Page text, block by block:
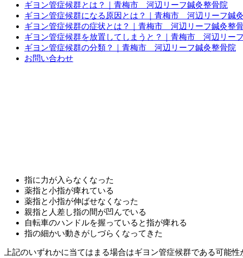
ギヨン管症候群とは？｜青梅市 河辺リーフ鍼灸整骨院
ギヨン管症候群になる原因とは？｜青梅市 河辺リーフ鍼
ギヨン管症候群の症状とは？｜青梅市 河辺リーフ鍼灸整
ギヨン管症候群を放置してしまうと？｜青梅市 河辺リー
ギヨン管症候群の分類？｜青梅市 河辺リーフ鍼灸整骨院
お問い合わせ
指に力が入らなくなった
薬指と小指が痺れている
薬指と小指が伸ばせなくなった
親指と人差し指の間が凹んでいる
自転車のハンドルを握っていると指が痺れる
指の細かい動きがしづらくなってきた
上記のいずれかに当てはまる場合はギヨン管症候群である可能